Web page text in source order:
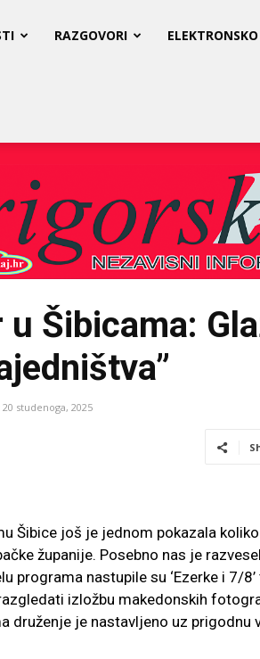
RAZGOVORI
Šibicama:
20 studenoga, 2025
Šibice još je jednom pokazala
županije. Posebno nas je
programa nastupile su ‘Ezerke i 7/
izložbu makedonskih
druženje je nastavljeno uz prigodnu